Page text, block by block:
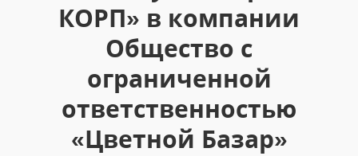
КОРП» в компании
Общество с
ограниченной
ответственностью
«Цветной Базар»